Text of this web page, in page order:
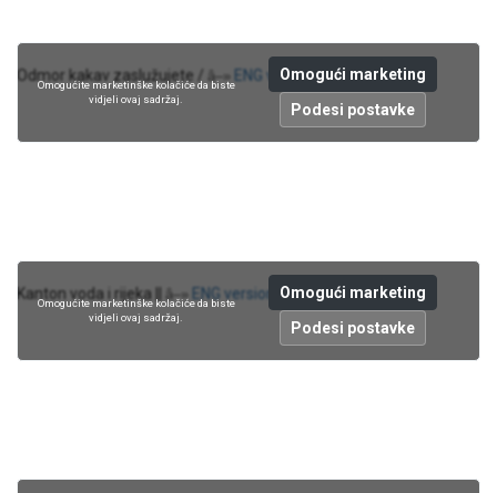
Omogućite marketinške kolačiće da biste
vidjeli ovaj sadržaj.
Omogući marketing
Podesi postavke
Odmor kakav zaslužujete / â–» ENG version
Omogućite marketinške kolačiće da biste
vidjeli ovaj sadržaj.
Omogući marketing
Podesi postavke
Kanton voda i rijeka || â–» ENG version